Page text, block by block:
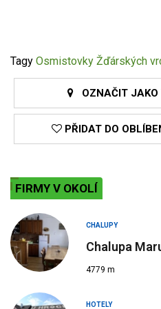
Tagy Osmistovky Žďárských
OZNAČIT JAKO
PŘIDAT DO
FIRMY V OKOLÍ
CHALUPY
Chalupa
4779 m
HOTELY